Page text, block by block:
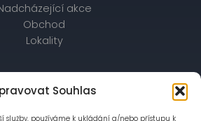
Souhlas
služby, používáme k ukládání a/nebo přístupu k
akce
Obchod
Lokality
ÚDAJE